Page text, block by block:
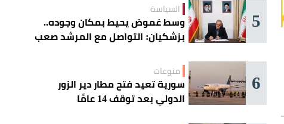
5 السياسة
وسط غموض يحيط بمكان وجوده..
بزشكيان: التواصل مع المرشد صعب
6 منوعات
سورية تعيد فتح مطار دير الزور
الدولي بعد توقف 14 عامًا